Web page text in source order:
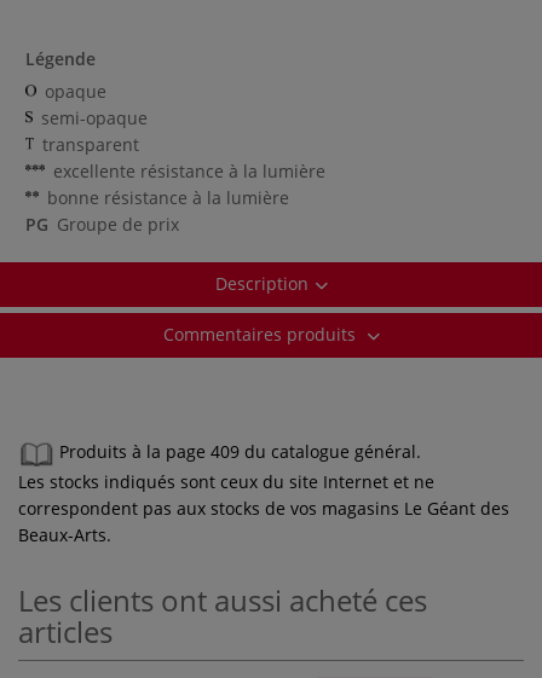
Légende
opaque
semi-opaque
transparent
excellente résistance à la lumière
bonne résistance à la lumière
PG Groupe de prix
Description
Commentaires produits
Produits à la page 409 du catalogue général.
Les stocks indiqués sont ceux du site Internet et ne
correspondent pas aux stocks de vos magasins Le Géant des
Beaux-Arts.
Les clients ont aussi acheté ces
articles